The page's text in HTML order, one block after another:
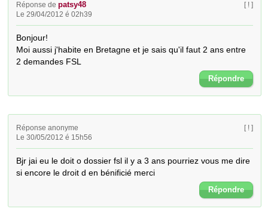
Réponse depatsy48
Le 29/04/2012 é 02h39
[ ! ]
Bonjour!
Moi aussi j'habite en Bretagne et je sais qu'il faut 2 ans entre
2 demandes FSL
Répondre
Réponse anonyme
Le 30/05/2012 é 15h56
[ ! ]
Bjr jai eu le doit o dossier fsl il y a 3 ans pourriez vous me dire
si encore le droit d en bénificié merci
Répondre